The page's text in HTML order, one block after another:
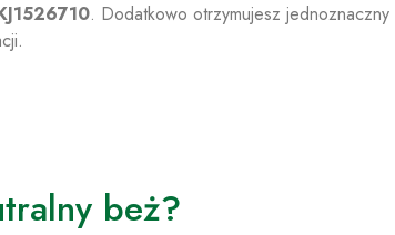
. Dodatkowo otrzymujesz jednoznaczny
beż?